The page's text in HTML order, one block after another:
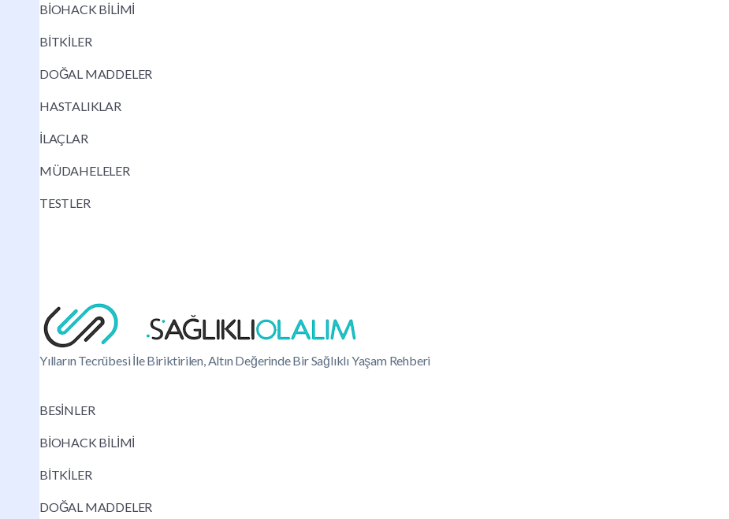
BİOHACK BİLİMİ
BİTKİLER
DOĞAL MADDELER
HASTALIKLAR
İLAÇLAR
MÜDAHELELER
TESTLER
Yılların Tecrübesi İle Biriktirilen, Altın Değerinde Bir Sağlıklı Yaşam Rehberi
BESİNLER
BİOHACK BİLİMİ
BİTKİLER
DOĞAL MADDELER